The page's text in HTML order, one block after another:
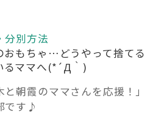
らし 住み替え相談
分別方法
おもちゃ…どうやって捨てる
るママへ(*´Д｀)
朝霞のママさんを応援！」
です♪